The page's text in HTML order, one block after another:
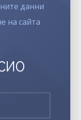
данни
на сайта